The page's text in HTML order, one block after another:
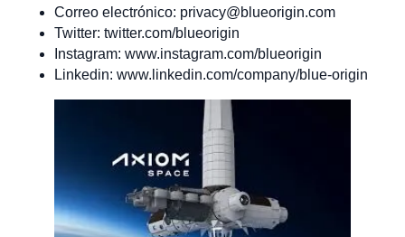
Correo electrónico: privacy@blueorigin.com
Twitter: twitter.com/blueorigin
Instagram: www.instagram.com/blueorigin
Linkedin: www.linkedin.com/company/blue-origin